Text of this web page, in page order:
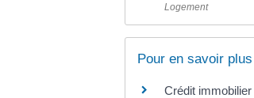
Logement
Pour en savoir plus
Crédit immobilier